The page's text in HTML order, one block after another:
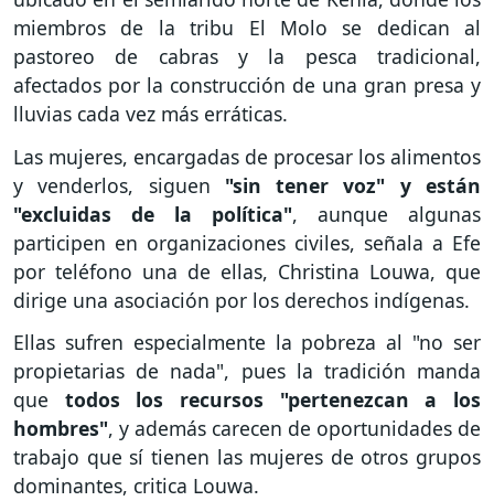
miembros de la tribu El Molo se dedican al
pastoreo de cabras y la pesca tradicional,
afectados por la construcción de una gran presa y
lluvias cada vez más erráticas.
Las mujeres, encargadas de procesar los alimentos
y venderlos, siguen "sin tener voz" y están
"excluidas de la política", aunque algunas
participen en organizaciones civiles, señala a Efe
por teléfono una de ellas, Christina Louwa, que
dirige una asociación por los derechos indígenas.
Ellas sufren especialmente la pobreza al "no ser
propietarias de nada", pues la tradición manda
que todos los recursos "pertenezcan a los
hombres", y además carecen de oportunidades de
trabajo que sí tienen las mujeres de otros grupos
dominantes, critica Louwa.